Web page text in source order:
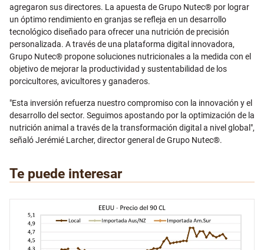
agregaron sus directores. La apuesta de Grupo Nutec® por lograr
un óptimo rendimiento en granjas se refleja en un desarrollo
tecnológico diseñado para ofrecer una nutrición de precisión
personalizada. A través de una plataforma digital innovadora,
Grupo Nutec® propone soluciones nutricionales a la medida con el
objetivo de mejorar la productividad y sustentabilidad de los
porcicultores, avicultores y ganaderos.
"Esta inversión refuerza nuestro compromiso con la innovación y el
desarrollo del sector. Seguimos apostando por la optimización de la
nutrición animal a través de la transformación digital a nivel global",
señaló Jerémié Larcher, director general de Grupo Nutec®.
Te puede interesar